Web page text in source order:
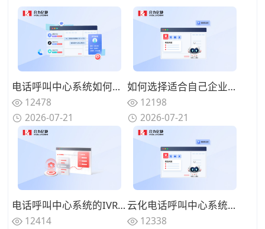
电话呼叫中心系统如何与在线渠道融合？全触点统一路由的协同方案
12478
2026-07-21
如何选择适合自己企业的电话呼叫中心系统？功能匹配与扩展性的权衡
12198
2026-07-21
电话呼叫中心系统的IVR设计有哪些技巧？告别迷宫式菜单的用户友好设计
12414
云化电话呼叫中心系统有哪些优势？告别硬件束缚的灵活部署模式
12338